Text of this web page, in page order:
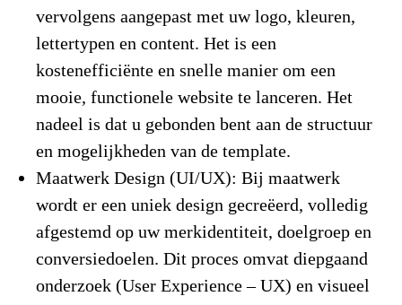
vervolgens aangepast met uw logo, kleuren,
lettertypen en content. Het is een
kostenefficiënte en snelle manier om een
mooie, functionele website te lanceren. Het
nadeel is dat u gebonden bent aan de structuur
en mogelijkheden van de template.
Maatwerk Design (UI/UX): Bij maatwerk
wordt er een uniek design gecreëerd, volledig
afgestemd op uw merkidentiteit, doelgroep en
conversiedoelen. Dit proces omvat diepgaand
onderzoek (User Experience – UX) en visueel